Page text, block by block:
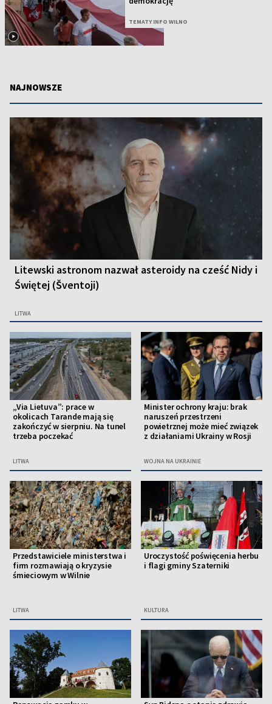
TEMATY INFO WILNO
NAJNOWSZE
Litewski astronom nazwał asteroidy na cześć Nidy i
Świętej (Šventoji)
LITWA
„Via Lietuva”: prace w
okolicach Tarande mają się
zakończyć w sierpniu. Na tunel
trzeba poczekać
LITWA
Minister ochrony kraju: brak
naruszeń przestrzeni
powietrznej może mieć związek
z działaniami Ukrainy w Rosji
WOJNA NA UKRAINIE
Przedstawiciele ministerstwa i
firm rozmawiają o kryzysie
śmieciowym w Wilnie
LITWA
Uroczystość poświęcenia herbu
i flagi gminy Szaterniki
KULTURA